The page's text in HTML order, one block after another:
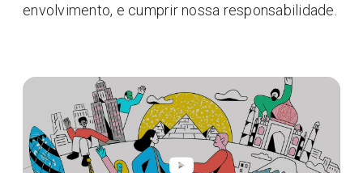
envolvimento, e cumprir nossa responsabilidade.